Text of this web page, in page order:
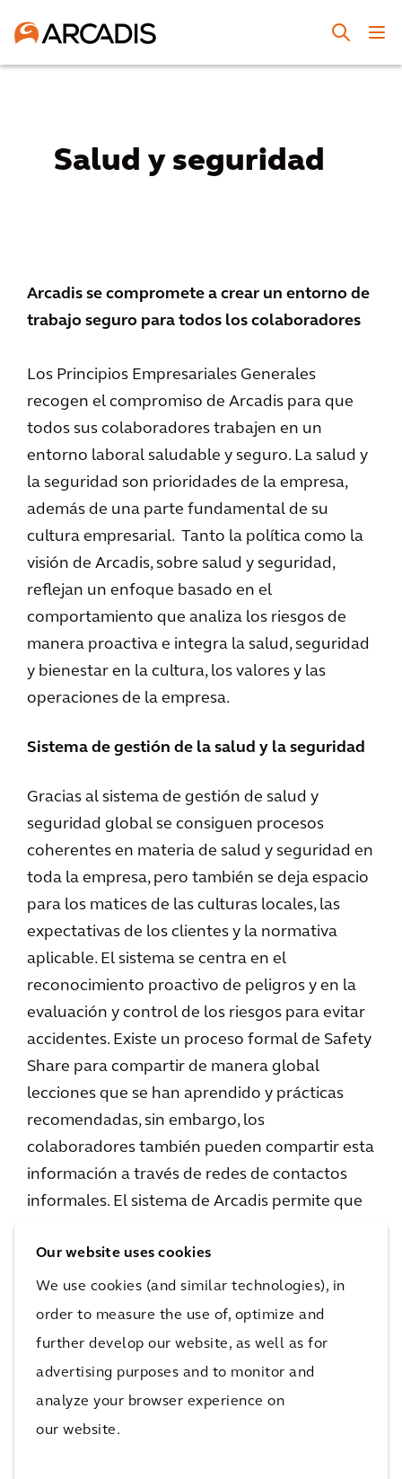
Our website uses cookies
We use cookies (and similar technologies), in
order to measure the use of, optimize and
further develop our website, as well as for
advertising purposes and to monitor and
analyze your browser experience on
our website.
Salud y seguridad
Arcadis se compromete a crear un entorno de
trabajo seguro para todos los colaboradores
Los Principios Empresariales Generales
recogen el compromiso de Arcadis para que
todos sus colaboradores trabajen en un
entorno laboral saludable y seguro. La salud y
la seguridad son prioridades de la empresa,
además de una parte fundamental de su
cultura empresarial. Tanto la política como la
visión de Arcadis, sobre salud y seguridad,
reflejan un enfoque basado en el
comportamiento que analiza los riesgos de
manera proactiva e integra la salud, seguridad
y bienestar en la cultura, los valores y las
operaciones de la empresa.
Sistema de gestión de la salud y la seguridad
Gracias al sistema de gestión de salud y
seguridad global se consiguen procesos
coherentes en materia de salud y seguridad en
toda la empresa, pero también se deja espacio
para los matices de las culturas locales, las
expectativas de los clientes y la normativa
aplicable. El sistema se centra en el
reconocimiento proactivo de peligros y en la
evaluación y control de los riesgos para evitar
accidentes. Existe un proceso formal de Safety
Share para compartir de manera global
lecciones que se han aprendido y prácticas
recomendadas, sin embargo, los
colaboradores también pueden compartir esta
información a través de redes de contactos
informales. El sistema de Arcadis permite que
manera segura para ellos mismos y también
para los demás. No solo eso, sino que también
les proporciona las herramientas necesarias
para implementar prácticas de trabajo
saludables y seguras, y les anima a utilizar
estas herramientas fuera del trabajo para